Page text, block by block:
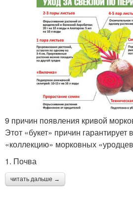
9 причин появления кривой
Этот «букет» причин гарантирует
«коллекцию» морковных
1. Почва
читать дальше →